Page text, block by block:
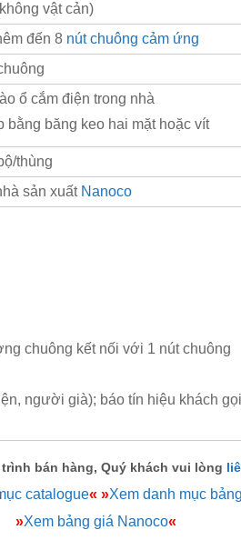
vật cản)
đến 8 nút chuông cảm ứng
ổ cắm điện trong nhà
bằng băng keo hai mặt hoặc vít
thùng
sản xuất Nanoco
chuông kết nối với 1 nút chuông
người già); báo tín hiệu khách
bán hàng, Quý khách vui lòng
catalogue« »Xem danh mục
»Xem bảng giá Nanoco«